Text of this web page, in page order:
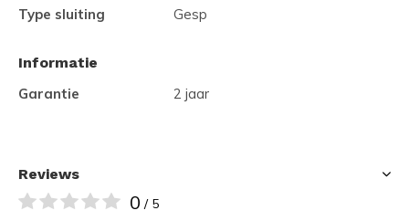
Type sluiting
Gesp
Informatie
Garantie
2 jaar
Reviews
0 / 5